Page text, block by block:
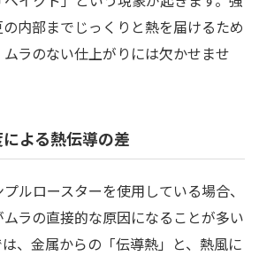
内部までじっくりと熱を届けるため
ラのない仕上がりには欠かせませ
よる熱伝導の差
ルロースターを使用している場合、
ラの直接的な原因になることが多い
、金属からの「伝導熱」と、熱風に